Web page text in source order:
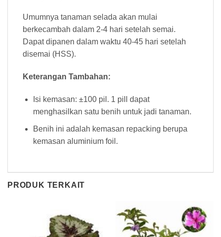
Umumnya tanaman selada akan mulai
berkecambah dalam 2-4 hari setelah semai.
Dapat dipanen dalam waktu 40-45 hari setelah
disemai (HSS).
Keterangan Tambahan:
Isi kemasan: ±100 pil. 1 pill dapat
menghasilkan satu benih untuk jadi tanaman.
Benih ini adalah kemasan repacking berupa
kemasan aluminium foil.
PRODUK TERKAIT